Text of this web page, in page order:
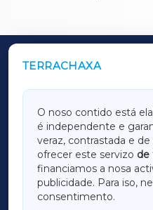
TERRACHAXA
O noso contido está
é independente e
veraz, contrastada e
ofrecer este servizo de
financiamos a nosa
publicidade. Para iso,
consentimento.
OUTROS